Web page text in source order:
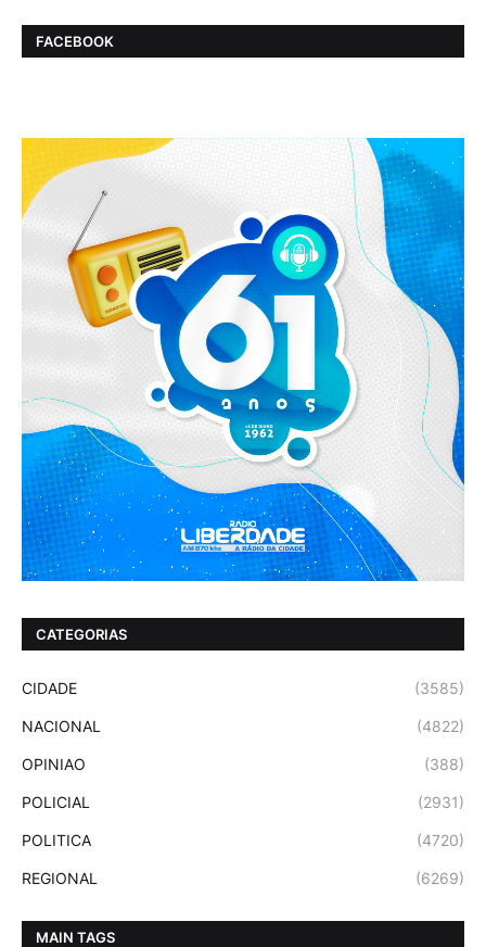
FACEBOOK
CATEGORIAS
CIDADE (3585)
NACIONAL (4822)
OPINIAO (388)
POLICIAL (2931)
POLITICA (4720)
REGIONAL (6269)
MAIN TAGS